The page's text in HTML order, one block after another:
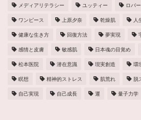
メディアリテラシー ユッティー ロバ
ワンピース 上原夕奈 乾燥肌 人
健康な生き方 回復方法 夢実現
感情と皮膚 敏感肌 日本魂の目覚め
松本医院 潜在意識 現実創造 環
瞑想 精神的ストレス 肌荒れ 脱
自己実現 自己成長 運 量子力学